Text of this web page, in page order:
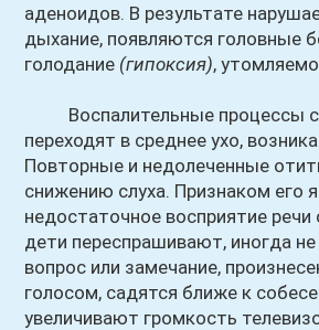
аденоидов. В результате
дыхание, появляются головные
голодание (гипоксия),
Воспалительные процессы с
переходят в среднее ухо,
Повторные и недолеченные
снижению слуха. Признаком его
недостаточное восприятие
дети переспрашивают, иногда
вопрос или замечание,
голосом, садятся ближе к
увеличивают громкость